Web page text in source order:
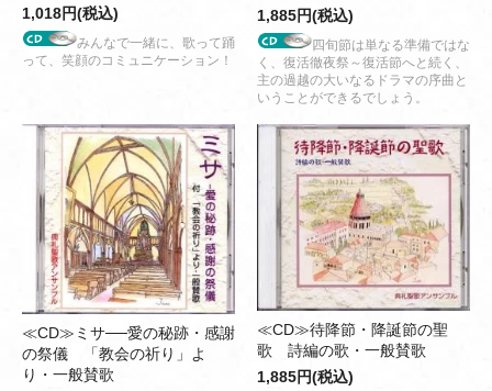
1,018円(税込)
みんなで一緒に、歌って踊
って、笑顔のコミュニケーション！
1,885円(税込)
四旬節は単なる準備ではな
く、復活徹夜祭～復活節へと続く、
主の過越の大いなるドラマの序曲と
いうことができるでしょう。
≪CD≫ミサ──愛の秘跡・感謝
の祭儀 「教会の祈り」よ
り・一般賛歌
≪CD≫待降節・降誕節の聖
歌 詩編の歌・一般賛歌
1,885円(税込)